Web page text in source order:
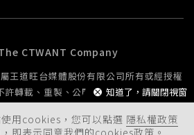
用cookies，您可以點選 隱私權政策
即表示同意我們的cookies政策。
知道了，請關閉視窗
CTWANT Company
王道旺台媒體股份有限公司所有或經授權
許轉載、重製、公開播送或公開傳輸。